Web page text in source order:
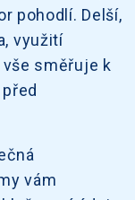
pohodlí. Delší,
využití
směřuje k
vám